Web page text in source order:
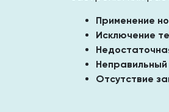
Применение
Исключение
Неправильный
Отсутствие